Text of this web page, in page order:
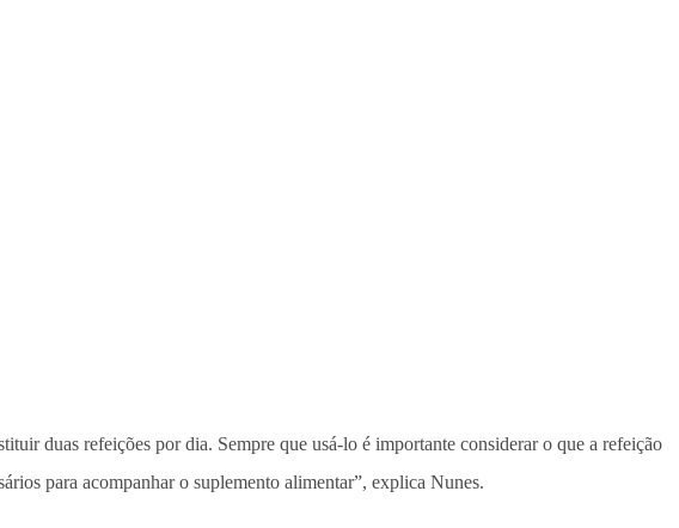
duas refeições por dia. Sempre que usá-lo é importante considerar o que a refeição
para acompanhar o suplemento alimentar”, explica Nunes.